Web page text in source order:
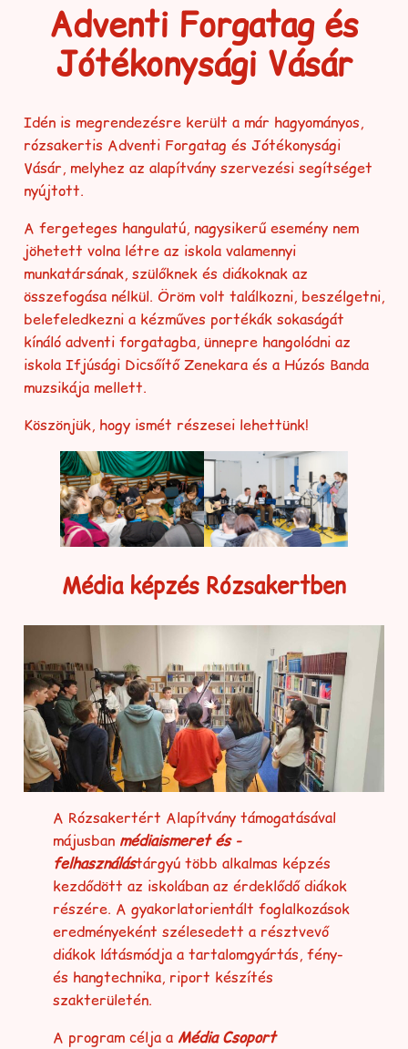
Adventi Forgatag és
Jótékonysági Vásár
Idén is megrendezésre került a már hagyományos,
rózsakertis Adventi Forgatag és Jótékonysági
Vásár, melyhez az alapítvány szervezési segítséget
nyújtott.
A fergeteges hangulatú, nagysikerű esemény nem
jöhetett volna létre az iskola valamennyi
munkatársának, szülőknek és diákoknak az
összefogása nélkül. Öröm volt találkozni, beszélgetni,
belefeledkezni a kézműves portékák sokaságát
kínáló adventi forgatagba, ünnepre hangolódni az
iskola Ifjúsági Dicsőítő Zenekara és a Húzós Banda
muzsikája mellett.
Köszönjük, hogy ismét részesei lehettünk!
Média képzés Rózsakertben
A Rózsakertért Alapítvány támogatásával
májusban médiaismeret és -
felhasználástárgyú több alkalmas képzés
kezdődött az iskolában az érdeklődő diákok
részére. A gyakorlatorientált foglalkozások
eredményeként szélesedett a résztvevő
diákok látásmódja a tartalomgyártás, fény-
és hangtechnika, riport készítés
szakterületén.
A program célja a Média Csoport